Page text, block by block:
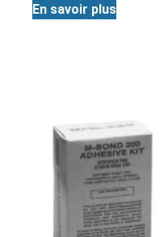
En savoir plus